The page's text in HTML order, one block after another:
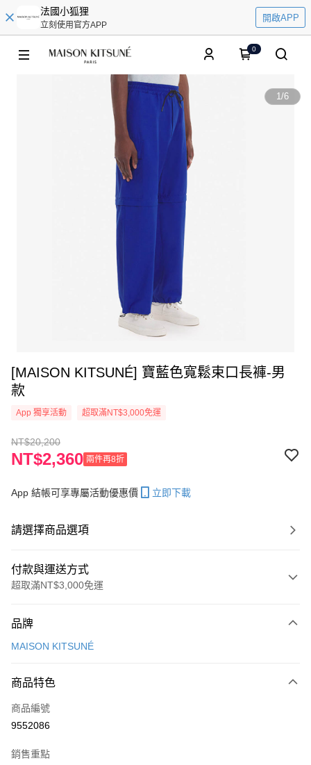
法國小狐狸
立刻使用官方APP
開啟APP
0
1/6
[MAISON KITSUNÉ] 寶藍色寬鬆束口長褲-男
款
App 獨享活動 超取滿NT$3,000免運
NT$20,200
NT$2,360 兩件再8折
App 結帳可享專屬活動優惠價 立即下載
請選擇商品選項
付款與運送方式
超取滿NT$3,000免運
信用卡一次付款
ATM付款
每筆NT$100，滿NT$3,000(含以上)免運費
品牌
MAISON KITSUNÉ
商品特色
商品編號
9552086
銷售重點